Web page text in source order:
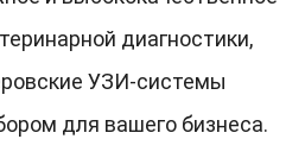
диагностики,
УЗИ-системы
для вашего бизнеса.